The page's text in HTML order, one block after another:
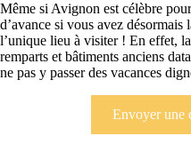
Même si Avignon est célèbre
d’avance si vous avez désormais
l’unique lieu à visiter ! En effet,
remparts et bâtiments anciens
ne pas y passer des vacances
Envoyer une